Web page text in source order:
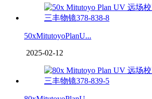
50xMitutoyoPlanU...
2025-02-12